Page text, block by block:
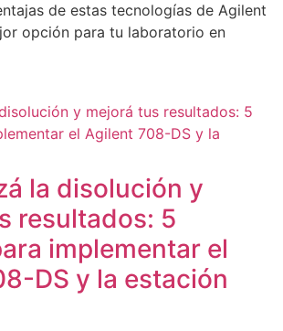
de estas tecnologías de Agilent
opción para tu laboratorio en
la disolución y
resultados: 5
implementar el
DS y la estación